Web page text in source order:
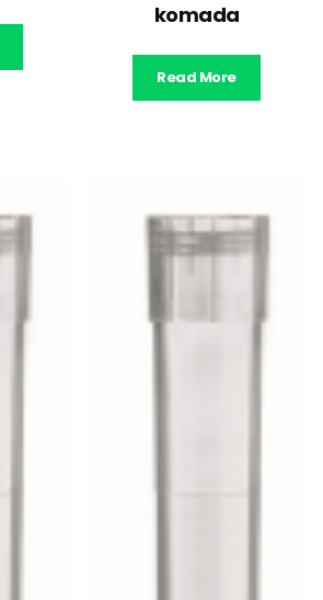
komada
Read More